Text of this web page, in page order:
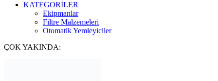
KATEGORİLER
Ekipmanlar
Filtre Malzemeleri
Otomatik Yemleyiciler
ÇOK YAKINDA: